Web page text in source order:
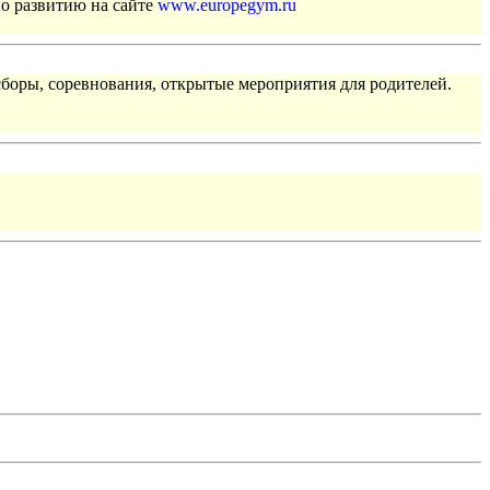
развитию на сайте www.europegym.ru
соревнования, открытые мероприятия для родителей.